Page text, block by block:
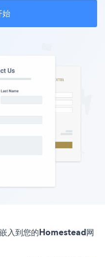
始
入到您的Homestead网